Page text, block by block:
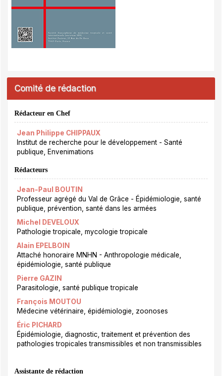
Comité de rédaction
Rédacteur en Chef
Jean Philippe CHIPPAUX
Institut de recherche pour le développement - Santé
publique, Envenimations
Rédacteurs
Jean-Paul BOUTIN
Professeur agrégé du Val de Grâce - Épidémiologie, santé
publique, prévention, santé dans les armées
Michel DEVELOUX
Pathologie tropicale, mycologie tropicale
Alain EPELBOIN
Attaché honoraire MNHN - Anthropologie médicale,
épidémiologie, santé publique
Pierre GAZIN
Parasitologie, santé publique tropicale
François MOUTOU
Médecine vétérinaire, épidémiologie, zoonoses
Éric PICHARD
Épidémiologie, diagnostic, traitement et prévention des
pathologies tropicales transmissibles et non transmissibles
Assistante de rédaction